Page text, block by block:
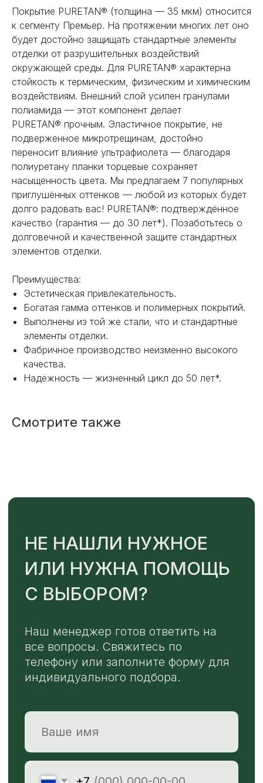
Покрытие PURETAN® (толщина — 35 мкм) относится
к сегменту Премьер. На протяжении многих лет оно
будет достойно защищать стандартные элементы
отделки от разрушительных воздействий
окружающей среды. Для PURETAN® характерна
стойкость к термическим, физическим и химическим
воздействиям. Внешний слой усилен гранулами
полиамида — этот компонент делает
PURETAN® прочным. Эластичное покрытие, не
подверженное микротрещинам, достойно
переносит влияние ультрафиолета — благодаря
полиуретану планки торцевые сохраняет
насыщенность цвета. Мы предлагаем 7 популярных
приглушённых оттенков — любой из которых будет
долго радовать вас! PURETAN®: подтверждённое
качество (гарантия — до 30 лет*). Позаботьтесь о
долговечной и качественной защите стандартных
элементов отделки.
Преимущества:
Эстетическая привлекательность.
Богатая гамма оттенков и полимерных покрытий.
Выполнены из той же стали, что и стандартные
элементы отделки.
Фабричное производство неизменно высокого
качества.
Надёжность — жизненный цикл до 50 лет*.
Смотрите также
НЕ НАШЛИ НУЖНОЕ
ИЛИ НУЖНА ПОМОЩЬ
Наш менеджер готов ответить на
все вопросы. Свяжитесь по
телефону или заполните форму для